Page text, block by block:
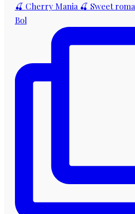
🍒 Cherry Mania 🍒 Sweet
Bol